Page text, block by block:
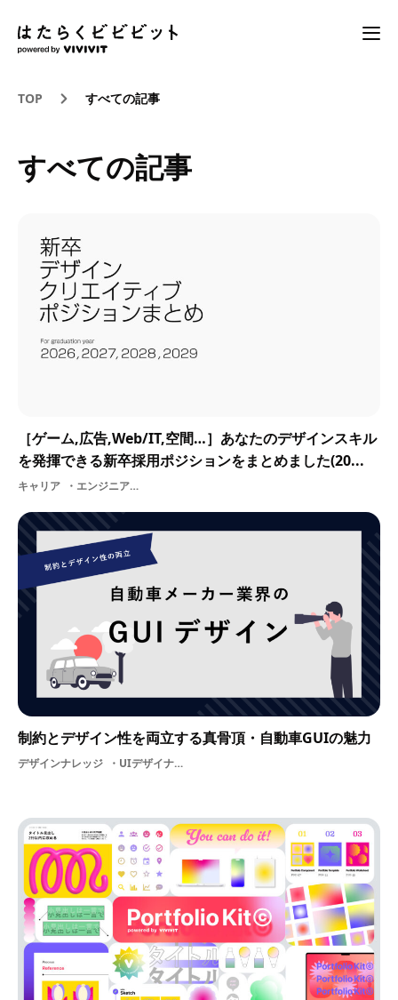
TOP すべての記事
すべての記事
［ゲーム,広告,Web/IT,空間…］あなたのデザインスキル
を発揮できる新卒採用ポジションをまとめました(20...
キャリア エンジニアプランナーUI/UX編集空間デザインプロダクトデザイナー3DCGデザイナーゲームUIデザイナー2DイラストレーターUIUXデザイナープログラマーグラフィックデザイン
制約とデザイン性を両立する真骨頂・自動車GUIの魅力
デザインナレッジ UIデザイナー業界研究自動車業界GUI